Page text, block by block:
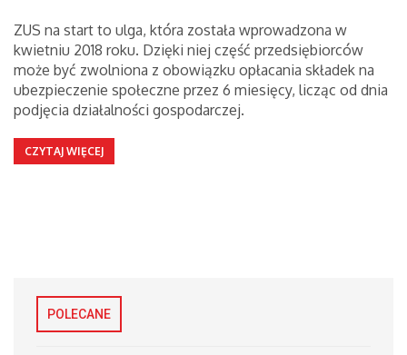
ZUS na start to ulga, która została wprowadzona w
kwietniu 2018 roku. Dzięki niej część przedsiębiorców
może być zwolniona z obowiązku opłacania składek na
ubezpieczenie społeczne przez 6 miesięcy, licząc od dnia
podjęcia działalności gospodarczej.
CZYTAJ WIĘCEJ
POLECANE